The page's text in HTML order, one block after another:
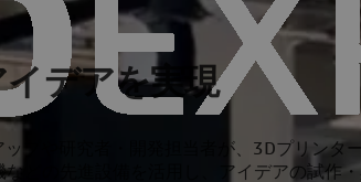
イデアを実現
プや研究者・開発担当者が、3Dプリンタ
などの先進設備を活用し、アイデアの試作